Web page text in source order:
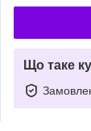
Що таке